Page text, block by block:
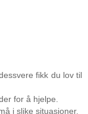
fikk du lov til
for å hjelpe.
i slike situasjoner.